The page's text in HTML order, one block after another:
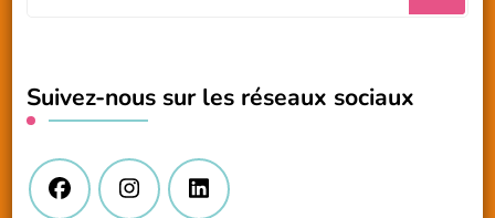
?
Suivez-nous sur les réseaux sociaux